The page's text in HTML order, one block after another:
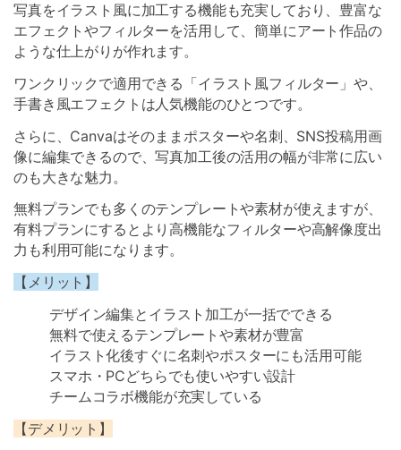
写真をイラスト風に加工する機能も充実しており、豊富な
エフェクトやフィルターを活用して、簡単にアート作品の
ような仕上がりが作れます。
ワンクリックで適用できる「イラスト風フィルター」や、
手書き風エフェクトは人気機能のひとつです。
さらに、Canvaはそのままポスターや名刺、SNS投稿用画
像に編集できるので、写真加工後の活用の幅が非常に広い
のも大きな魅力。
無料プランでも多くのテンプレートや素材が使えますが、
有料プランにするとより高機能なフィルターや高解像度出
力も利用可能になります。
【メリット】
デザイン編集とイラスト加工が一括でできる
無料で使えるテンプレートや素材が豊富
イラスト化後すぐに名刺やポスターにも活用可能
スマホ・PCどちらでも使いやすい設計
チームコラボ機能が充実している
【デメリット】